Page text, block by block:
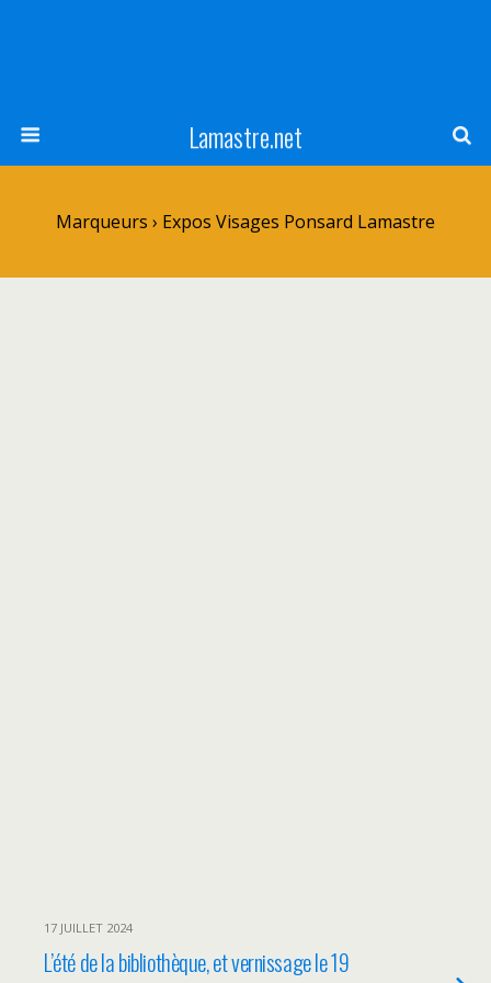
Lamastre.net
Marqueurs › Expos Visages Ponsard Lamastre
17 JUILLET 2024
L’été de la bibliothèque, et vernissage le 19